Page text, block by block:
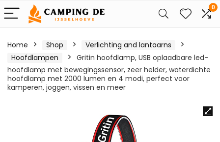
0
Home Shop
Verlichting and lantaarns
Hoofdlampen
Gritin hoofdlamp, USB oplaadbare led-
hoofdlamp met bewegingssensor, zeer helder, waterdichte
hoofdlamp met 2000 lumen en 4 modi, perfect voor
kamperen, joggen, vissen en meer